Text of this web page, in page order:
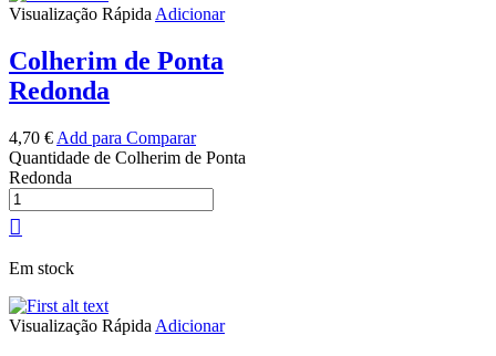
Visualização Rápida Adicionar
Colherim de Ponta
Redonda
4,70 € Add para Comparar
Quantidade de Colherim de Ponta
Redonda
Em stock
Visualização Rápida Adicionar